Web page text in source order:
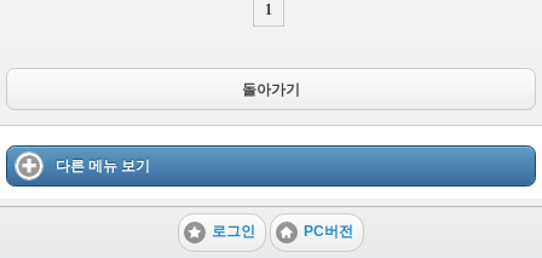
1
돌아가기
다른 메뉴 보기
로그인 PC버전